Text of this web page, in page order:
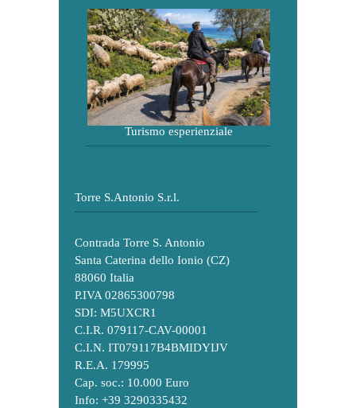
Turismo esperienziale
Torre S.Antonio S.r.l.
Contrada Torre S. Antonio
Santa Caterina dello Ionio (CZ)
88060 Italia
P.IVA 02865300798
SDI: M5UXCR1
C.I.R. 079117-CAV-00001
C.I.N. IT079117B4BMIDYIJV
R.E.A. 179995
Cap. soc.: 10.000 Euro
Info: +39 3290335432